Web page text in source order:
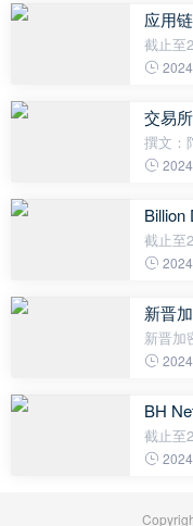
重要的
应用
截止至
格是
元，最
交易
撰文：陀螺财经 加密
此前一
Billion
截止至
日实时
新晋
新晋加
不断发
货币不
BH
截止至
时最新